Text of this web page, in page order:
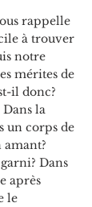
rappelle
à trouver
notre
mérites de
il donc?
Dans la
un corps de
amant?
Dans
après
le